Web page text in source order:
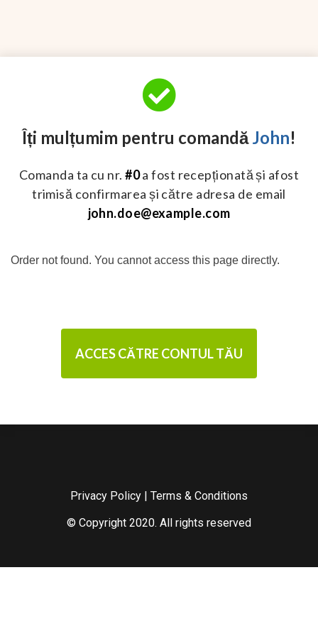
Îți mulțumim pentru comandăJohn!
Comanda ta cu nr.#0a fost recepționată și afost
trimisă confirmarea și către adresa de email
john.doe@example.com
Order not found. You cannot access this page directly.
ACCES CĂTRE CONTUL TĂU
Privacy Policy | Terms & Conditions
© Copyright 2020. All rights reserved